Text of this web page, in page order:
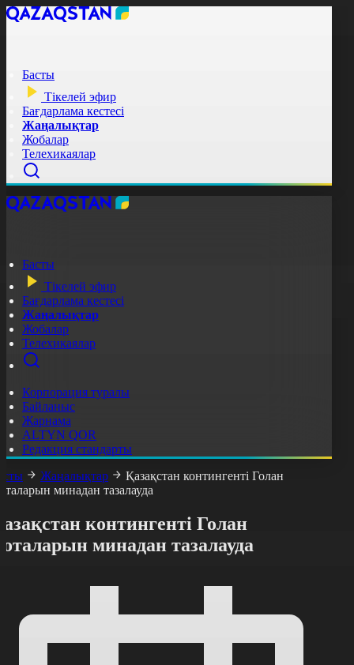
Басты
Тікелей эфир
Бағдарлама кестесі
Жаңалықтар
Жобалар
Телехикаялар
Басты
Тікелей эфир
Бағдарлама кестесі
Жаңалықтар
Жобалар
Телехикаялар
Корпорация туралы
Байланыс
Жарнама
ALTYN QOR
Редакция стандарты
Жаңалықтар
Қазақстан контингенті Голан
минадан тазалауда
контингенті Голан
минадан тазалауда